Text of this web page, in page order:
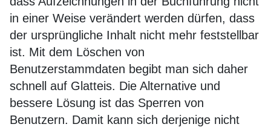
in einer Weise verändert werden dürfen, dass
der ursprüngliche Inhalt nicht mehr feststellbar
ist. Mit dem Löschen von
Benutzerstammdaten begibt man sich daher
schnell auf Glatteis. Die Alternative und
bessere Lösung ist das Sperren von
Benutzern. Damit kann sich derjenige nicht